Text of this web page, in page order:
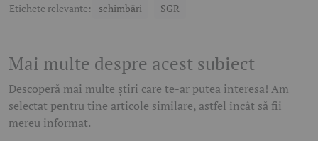
Etichete relevante: schimbări SGR
Mai multe despre acest subiect
Descoperă mai multe știri care te-ar putea interesa! Am
selectat pentru tine articole similare, astfel încât să fii
mereu informat.